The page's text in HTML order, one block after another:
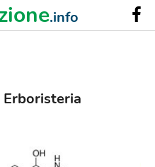
Erboristeria
.info